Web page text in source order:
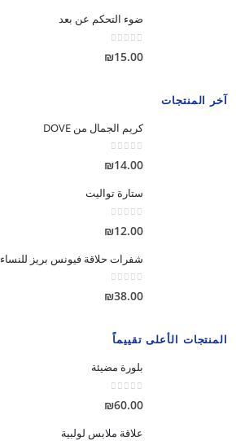
ضوء التحكم عن بعد
₪15.00
آخر المنتجات
كريم الجمال من DOVE
0
out of 5
₪14.00
ستارة تواليت
₪12.00
شفرات حلاقة فيونس بريز للنساء
0
out of 5
₪38.00
المنتجات الأعلى تقييماً
بلورة مضيئة
₪60.00
علاقة ملابس لولبية